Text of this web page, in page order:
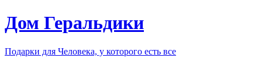
Дом Геральдики
Подарки для Человека, у которого есть все